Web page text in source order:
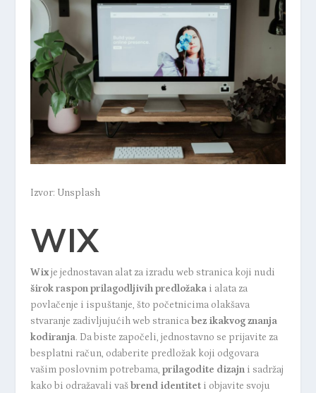
Izvor: Unsplash
WIX
Wixje jednostavan alat za izradu web stranica koji nudi
širok raspon prilagodljivih predložakai alata za
povlačenje i ispuštanje, što početnicima olakšava
stvaranje zadivljujućih web stranica bez ikakvog znanja
kodiranja. Da biste započeli, jednostavno se prijavite za
besplatni račun, odaberite predložak koji odgovara
vašim poslovnim potrebama, prilagodite dizajni sadržaj
kako bi odražavali vaš brend identiteti objavite svoju